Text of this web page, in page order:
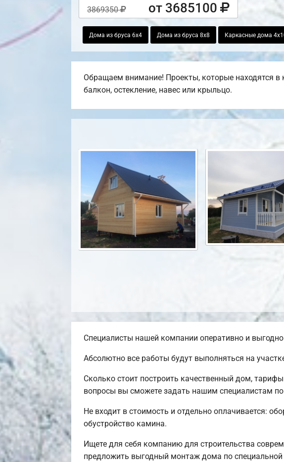
3869350 от 3685100
Дома из бруса 6х4 Дома из бруса 8х8 Каркасные дома
Обращаем внимание! Проекты, которые находятся в
балкон, остекление, навес или крыльцо.
Специалисты нашей компании оперативно и
Абсолютно все работы будут выполняться на
Сколько стоит построить качественный дом,
вопросы вы сможете задать нашим специалистам
Не входит в стоимость и отдельно оплачивается:
обустройство камина.
Ищете для себя компанию для строительства
предложить выгодный монтаж дома по